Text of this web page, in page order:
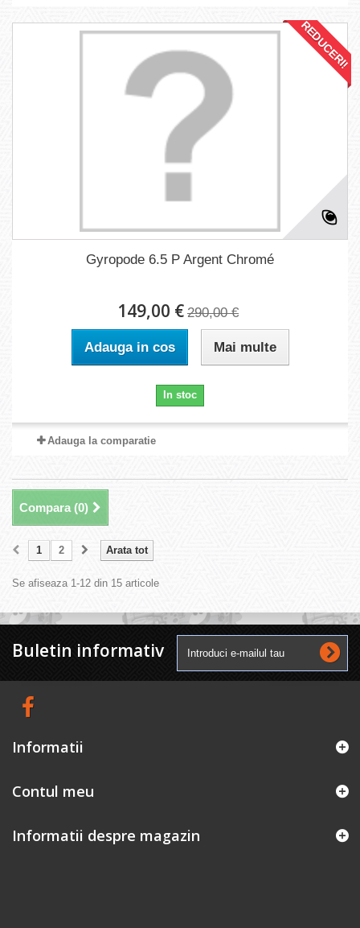
REDUCERI!
Gyropode 6.5 P Argent Chromé
149,00 € 290,00 €
Adauga in cos Mai multe
In stoc
Adauga la comparatie
Compara (0)
Arata tot
1 2
Se afiseaza 1-12 din 15 articole
Buletin informativ
Informatii
Contul meu
Informatii despre magazin